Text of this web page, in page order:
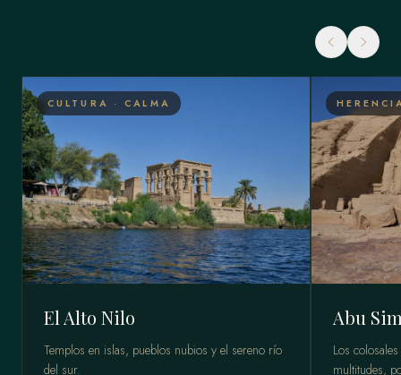
CULTURA · CALMA
El Alto Nilo
Templos en islas, pueblos nubios y el sereno río
del sur.
Abu
Los
multitudes,